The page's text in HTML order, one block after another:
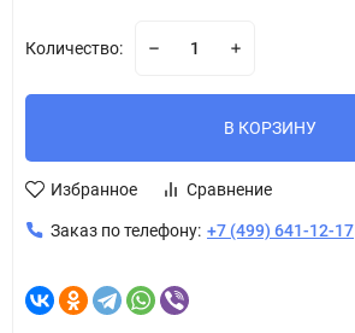
Количество:
В КОРЗИНУ
Избранное Сравнение
Заказ по телефону: +7 (499) 641-12-17